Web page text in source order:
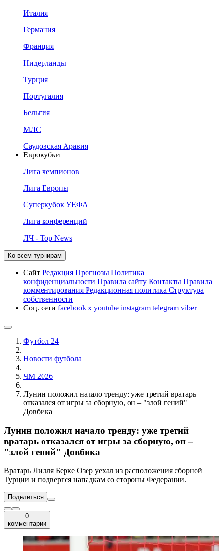
Италия
Германия
Франция
Нидерланды
Турция
Португалия
Бельгия
МЛС
Саудовская Аравия
Еврокубки
Лига чемпионов
Лига Европы
Суперкубок УЕФА
Лига конференций
ЛЧ - Top News
Ко всем турнирам
Сайт Редакция Прогнозы Политика
конфиденциальности Правила сайту Контакты Правила
комментирования Редакционная политика Структура
собственности
Соц. сети facebook x youtube instagram telegram viber
Футбол 24
Новости футбола
ЧМ 2026
Лунин положил начало тренду: уже третий вратарь
отказался от игры за сборную, он – "злой гений"
Довбика
Лунин положил начало тренду: уже третий
вратарь отказался от игры за сборную, он –
"злой гений" Довбика
Вратарь Лилля Берке Озер уехал из расположения сборной
Турции и подвергся нападкам со стороны Федерации.
Поделиться
0
комментарии